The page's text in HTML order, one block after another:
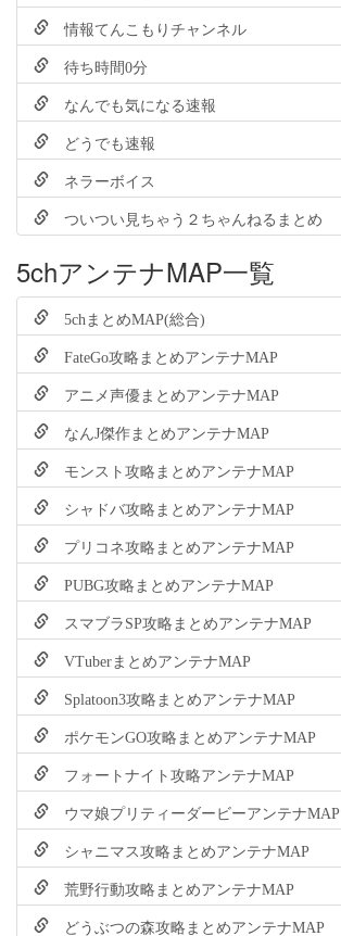
情報てんこもりチャンネル
待ち時間0分
なんでも気になる速報
どうでも速報
ネラーボイス
ついつい見ちゃう２ちゃんねるまとめ
5chアンテナMAP一覧
5chまとめMAP(総合)
FateGo攻略まとめアンテナMAP
アニメ声優まとめアンテナMAP
なんJ傑作まとめアンテナMAP
モンスト攻略まとめアンテナMAP
シャドバ攻略まとめアンテナMAP
プリコネ攻略まとめアンテナMAP
PUBG攻略まとめアンテナMAP
スマブラSP攻略まとめアンテナMAP
VTuberまとめアンテナMAP
Splatoon3攻略まとめアンテナMAP
ポケモンGO攻略まとめアンテナMAP
フォートナイト攻略アンテナMAP
ウマ娘プリティーダービーアンテナMAP
シャニマス攻略まとめアンテナMAP
荒野行動攻略まとめアンテナMAP
どうぶつの森攻略まとめアンテナMAP